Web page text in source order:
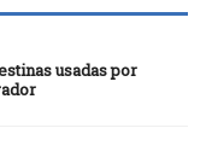
usadas por